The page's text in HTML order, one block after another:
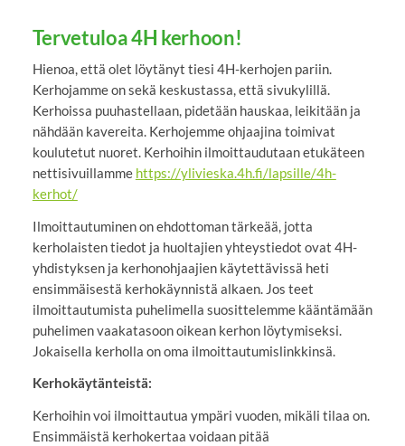
Tervetuloa 4H kerhoon!
Hienoa, että olet löytänyt tiesi 4H-kerhojen pariin.
Kerhojamme on sekä keskustassa, että sivukylillä.
Kerhoissa puuhastellaan, pidetään hauskaa, leikitään ja
nähdään kavereita. Kerhojemme ohjaajina toimivat
koulutetut nuoret. Kerhoihin ilmoittaudutaan etukäteen
nettisivuillamme https://ylivieska.4h.fi/lapsille/4h-
kerhot/
Ilmoittautuminen on ehdottoman tärkeää, jotta
kerholaisten tiedot ja huoltajien yhteystiedot ovat 4H-
yhdistyksen ja kerhonohjaajien käytettävissä heti
ensimmäisestä kerhokäynnistä alkaen. Jos teet
ilmoittautumista puhelimella suosittelemme kääntämään
puhelimen vaakatasoon oikean kerhon löytymiseksi.
Jokaisella kerholla on oma ilmoittautumislinkkinsä.
Kerhokäytänteistä:
Kerhoihin voi ilmoittautua ympäri vuoden, mikäli tilaa on.
Ensimmäistä kerhokertaa voidaan pitää